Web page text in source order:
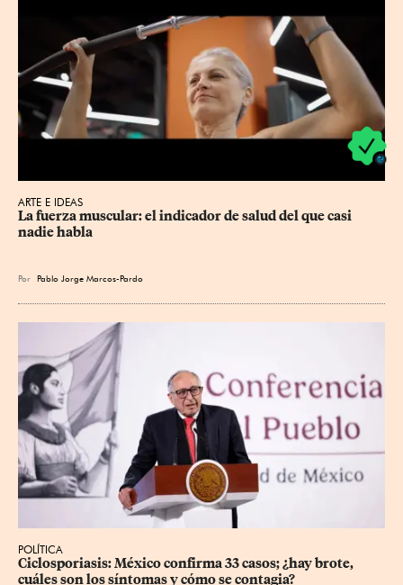
ARTE E IDEAS
La fuerza muscular: el indicador de salud del que casi
nadie habla
Por Pablo Jorge Marcos-Pardo
POLÍTICA
Ciclosporiasis: México confirma 33 casos; ¿hay brote,
cuáles son los síntomas y cómo se contagia?